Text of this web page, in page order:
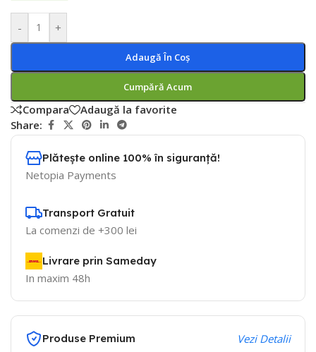
- +
Adaugă În Coș
Cumpără Acum
Compara
Adaugă la favorite
Share:
Plătește online 100% în siguranță!
Netopia Payments
Transport Gratuit
La comenzi de +300 lei
Livrare prin Sameday
In maxim 48h
Produse Premium Vezi Detalii